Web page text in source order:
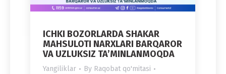
ICHKI BOZORLARDA SHAKAR
MAHSULOTI NARXLARI BARQAROR
VA UZLUKSIZ TA’MINLANMOQDA
Yangiliklar By Raqobat qo'mitasi